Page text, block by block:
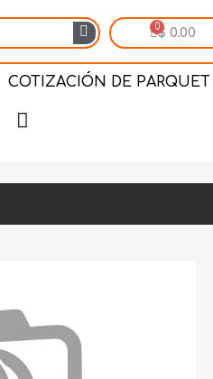
$ 0.00
COTIZACIÓN DE PARQUET